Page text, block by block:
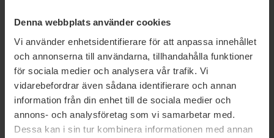
Denna webbplats använder cookies
Vi använder enhetsidentifierare för att anpassa innehållet
och annonserna till användarna, tillhandahålla funktioner
för sociala medier och analysera vår trafik. Vi
vidarebefordrar även sådana identifierare och annan
information från din enhet till de sociala medier och
annons- och analysföretag som vi samarbetar med.
Dessa kan i sin tur kombinera informationen med annan
DETAILS
Artikelnummer:
88033389154228
Snabb leverans
Se fraktalternativ
SUPER RANKAD BUTIK
Se alla recensioner